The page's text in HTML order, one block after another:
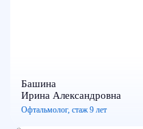
Башина
Ирина Александровна
Офтальмолог, стаж 9 лет